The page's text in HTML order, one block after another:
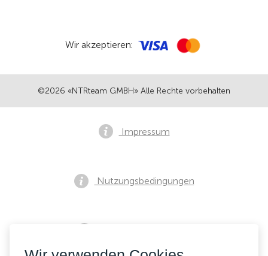
©2026 «NTRteam GMBH» Alle Rechte vorbehalten
Wir akzeptieren:
Impressum
Nutzungsbedingungen